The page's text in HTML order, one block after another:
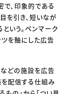
で、印象的である
を引き、短いなが
いう。ペンマーク
ツを軸にした広告
などの施設を広告
配信する仕組み